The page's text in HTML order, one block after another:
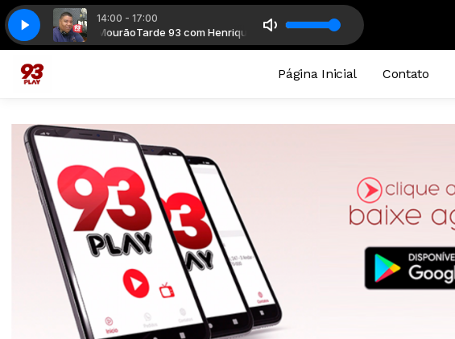
14:00 - 17:00
com Henrique MourãoTarde 93 com Henrique Mourão
93 Play 93 Play
Página Inicial Contato